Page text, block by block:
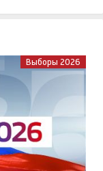
Выборы 2026